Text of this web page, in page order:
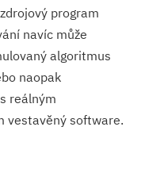
program
navíc může
algoritmus
naopak
reálným
vestavěný software.